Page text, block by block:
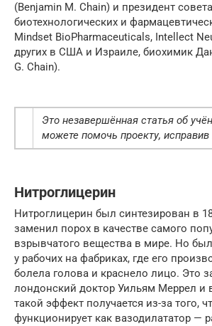
(Benjamin M. Chain) и президент
биотехнологических и
Mindset BioPharmaceuticals, Intellect
других в США и Израиле, биохимик
G. Chain).
Это незавершённая статья об
можете помочь проекту, исправив
Нитроглицерин
Нитроглицерин был синтезирован в
заменил порох в качестве самого
взрывчатого вещества в мире. Но
у рабочих на фабриках, где его
болела голова и краснело лицо. Это
лондонский доктор Уильям Меррел и
такой эффект получается из-за того,
функционирует как вазодилататор —